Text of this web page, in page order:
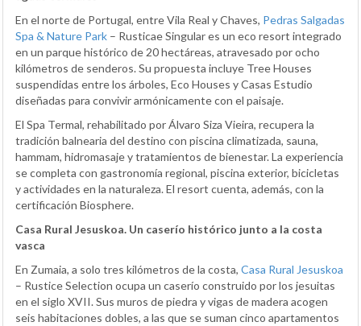
En el norte de Portugal, entre Vila Real y Chaves, Pedras Salgadas
Spa & Nature Park – Rusticae Singular es un eco resort integrado
en un parque histórico de 20 hectáreas, atravesado por ocho
kilómetros de senderos. Su propuesta incluye Tree Houses
suspendidas entre los árboles, Eco Houses y Casas Estudio
diseñadas para convivir armónicamente con el paisaje.
El Spa Termal, rehabilitado por Álvaro Siza Vieira, recupera la
tradición balnearia del destino con piscina climatizada, sauna,
hammam, hidromasaje y tratamientos de bienestar. La experiencia
se completa con gastronomía regional, piscina exterior, bicicletas
y actividades en la naturaleza. El resort cuenta, además, con la
certificación Biosphere.
Casa Rural Jesuskoa. Un caserío histórico junto a la costa
vasca
En Zumaia, a solo tres kilómetros de la costa, Casa Rural Jesuskoa
– Rustice Selection ocupa un caserío construido por los jesuitas
en el siglo XVII. Sus muros de piedra y vigas de madera acogen
seis habitaciones dobles, a las que se suman cinco apartamentos